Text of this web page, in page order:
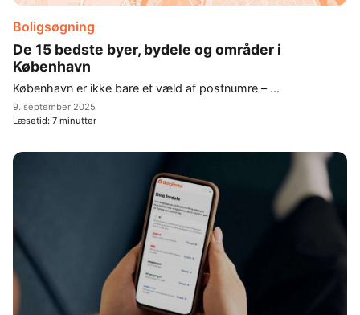
Boligsøgning
De 15 bedste byer, bydele og områder i
København
København er ikke bare et væld af postnumre – ...
9. september 2025
Læsetid: 7 minutter